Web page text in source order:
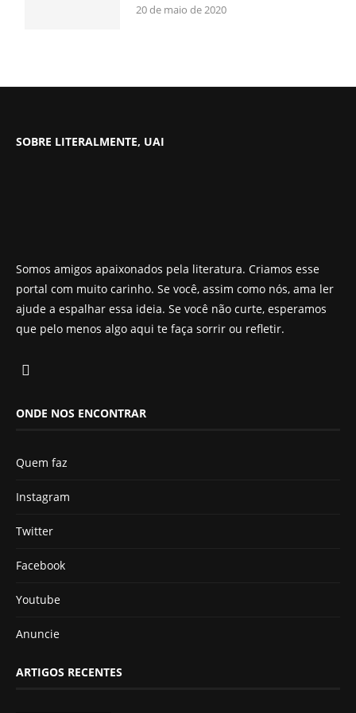
20 de maio de 2020
SOBRE LITERALMENTE, UAI
Somos amigos apaixonados pela literatura. Criamos esse
portal com muito carinho. Se você, assim como nós, ama ler
ajude a espalhar essa ideia. Se você não curte, esperamos
que pelo menos algo aqui te faça sorrir ou refletir.
ONDE NOS ENCONTRAR
Quem faz
Instagram
Twitter
Facebook
Youtube
Anuncie
ARTIGOS RECENTES